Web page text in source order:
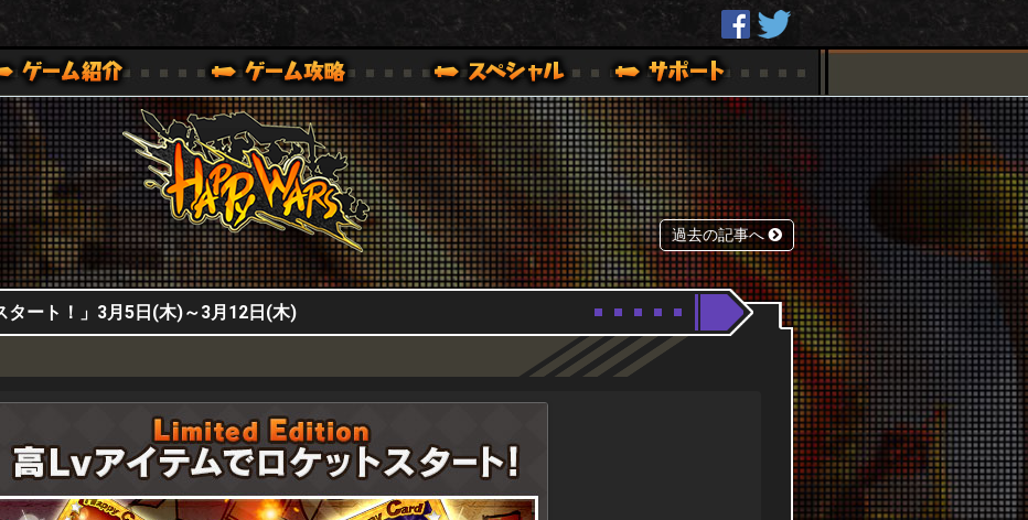
HappyWars
360,XBOX ONE VER.]
ハッピーウォーズ)公式サイト [ XBOX 360,XBOX ONE VER.]
過去の記事へ
タート！」3月5日(木)～3月12日(木)